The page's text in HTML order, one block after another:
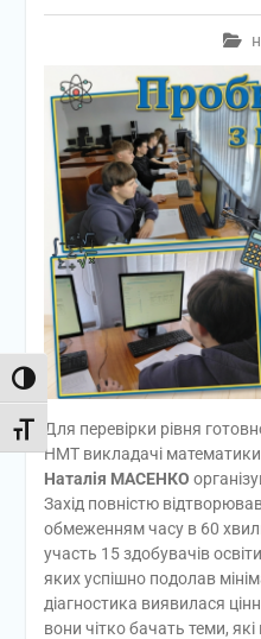
Toggle High Contrast
Toggle Font size
Для перевірки рівня
НМТ викладачі математики
Наталія МАСЕНКО
Захід повністю
обмеженням часу в 60
участь 15 здобувачів
яких успішно подолав
діагностика виявилася
вони чітко бачать теми,